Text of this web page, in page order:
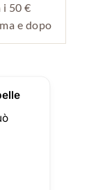
i 50 €
e dopo